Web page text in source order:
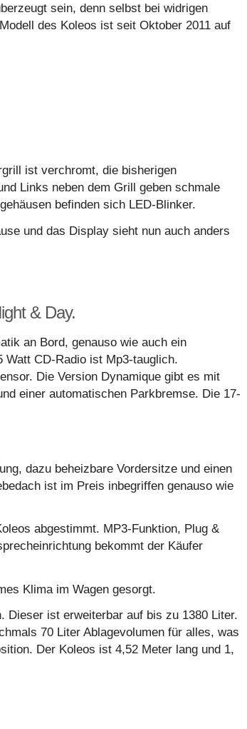
sein, denn selbst bei widrigen
des Koleos ist seit Oktober 2011 auf
ist verchromt, die bisherigen
Links neben dem Grill geben schmale
befinden sich LED-Blinker.
und das Display sieht nun auch anders
& Day.
an Bord, genauso wie auch ein
Watt CD-Radio ist Mp3-tauglich.
Die Version Dynamique gibt es mit
einer automatischen Parkbremse. Die 17-
dazu beheizbare Vordersitze und einen
ist im Preis inbegriffen genauso wie
abgestimmt. MP3-Funktion, Plug &
bekommt der Käufer
Klima im Wagen gesorgt.
Dieser ist erweiterbar auf bis zu 1380 Liter.
70 Liter Ablagevolumen für alles, was
Der Koleos ist 4,52 Meter lang und 1,